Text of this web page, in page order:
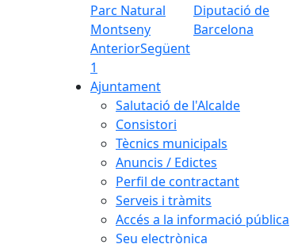
Parc Natural
Montseny
Diputació de
Barcelona
AnteriorSegüent
1
Ajuntament
Salutació de l'Alcalde
Consistori
Tècnics municipals
Anuncis / Edictes
Perfil de contractant
Serveis i tràmits
Accés a la informació pública
Seu electrònica